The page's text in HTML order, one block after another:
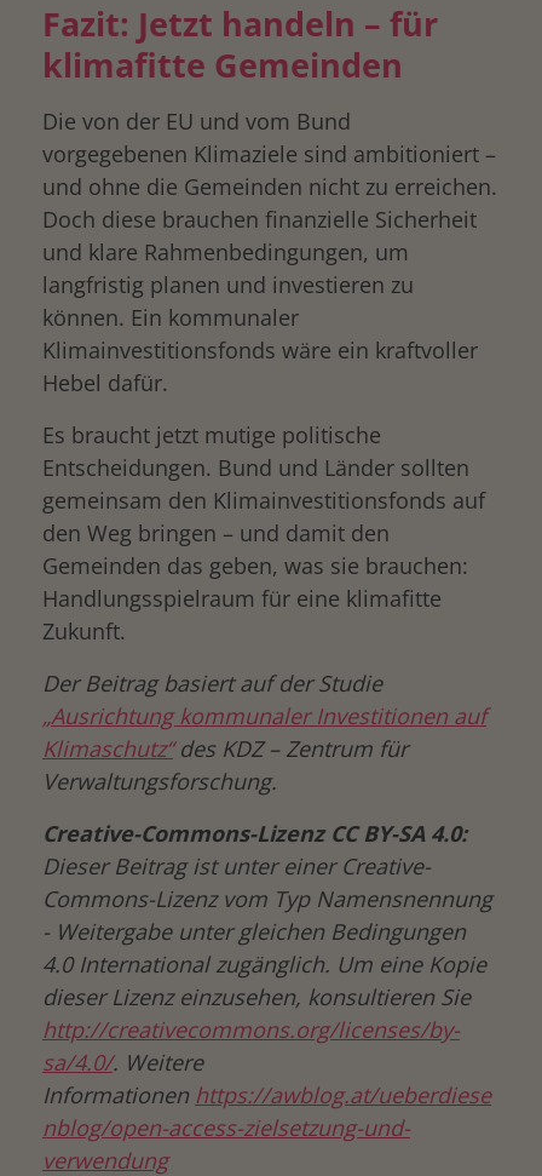
Fazit: Jetzt handeln – für
klimafitte Gemeinden
Die von der EU und vom Bund
vorgegebenen Klimaziele sind ambitioniert –
und ohne die Gemeinden nicht zu erreichen.
Doch diese brauchen finanzielle Sicherheit
und klare Rahmenbedingungen, um
langfristig planen und investieren zu
können. Ein kommunaler
Klimainvestitionsfonds wäre ein kraftvoller
Hebel dafür.
Es braucht jetzt mutige politische
Entscheidungen. Bund und Länder sollten
gemeinsam den Klimainvestitionsfonds auf
den Weg bringen – und damit den
Gemeinden das geben, was sie brauchen:
Handlungsspielraum für eine klimafitte
Zukunft.
Der Beitrag basiert auf der Studie
„Ausrichtung kommunaler Investitionen auf
Klimaschutz“des KDZ – Zentrum für
Verwaltungsforschung.
Creative-Commons-Lizenz CC BY-SA 4.0:
Dieser Beitrag ist unter einer Creative-
Commons-Lizenz vom Typ Namensnennung
- Weitergabe unter gleichen Bedingungen
4.0 International zugänglich. Um eine Kopie
dieser Lizenz einzusehen, konsultieren Sie
http://creativecommons.org/licenses/by-
sa/4.0/. Weitere
Informationen https://awblog.at/ueberdiese
nblog/open-access-zielsetzung-und-
verwendung